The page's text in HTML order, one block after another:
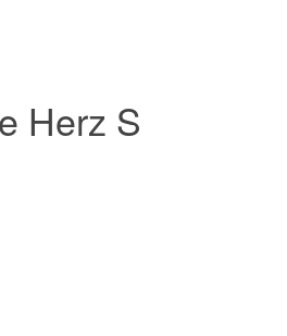
Herz S